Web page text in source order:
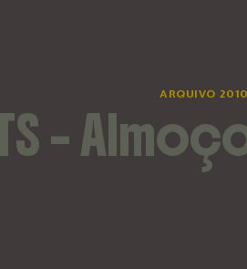
ARQUIVO 2010
–